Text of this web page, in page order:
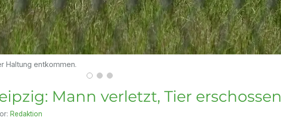
Haltung entkommen.
Mann verletzt, Tier erschossen
Redaktion